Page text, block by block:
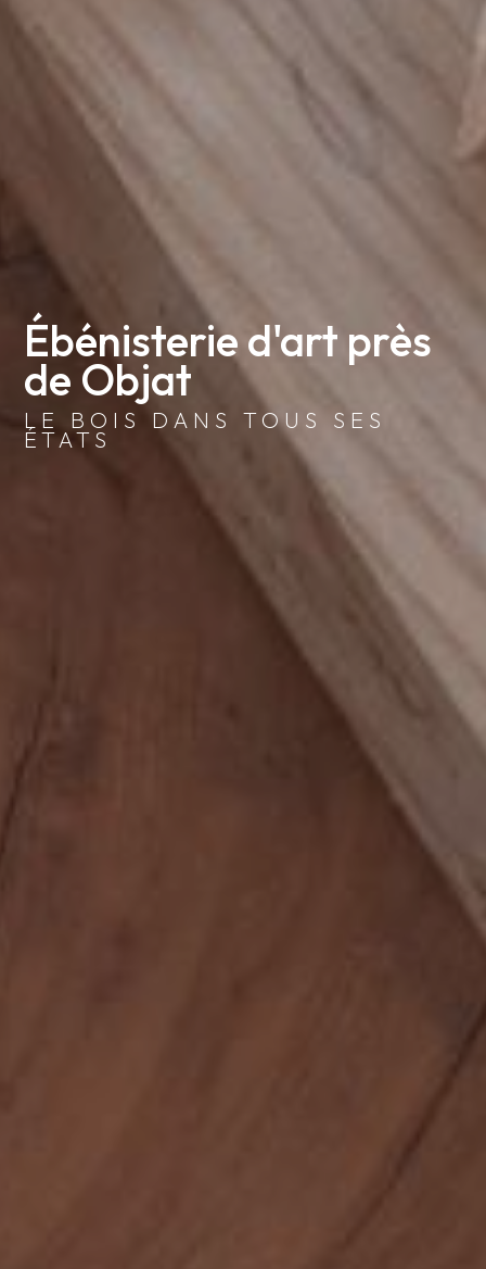
Ébénisterie d'art près
de Objat
LE BOIS DANS TOUS SES
ÉTATS